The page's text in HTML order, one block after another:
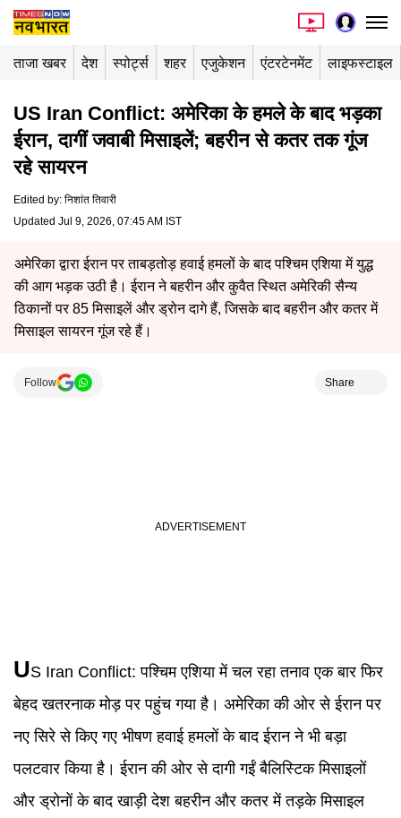
ताजा खबर देश स्पोर्ट्स शहर एजुकेशन एंटरटेनमेंट लाइफस्टाइल
US Iran Conflict: अमेरिका के हमले के बाद भड़का
ईरान, दागीं जवाबी मिसाइलें; बहरीन से कतर तक गूंज
रहे सायरन
Edited by: निशांत तिवारी
Updated Jul 9, 2026, 07:45 AM IST
अमेरिका द्वारा ईरान पर ताबड़तोड़ हवाई हमलों के बाद पश्चिम एशिया में युद्ध
की आग भड़क उठी है। ईरान ने बहरीन और कुवैत स्थित अमेरिकी सैन्य
ठिकानों पर 85 मिसाइलें और ड्रोन दागे हैं, जिसके बाद बहरीन और कतर में
मिसाइल सायरन गूंज रहे हैं।
Follow Share
US Iran Conflict: पश्चिम एशिया में चल रहा तनाव एक बार फिर
बेहद खतरनाक मोड़ पर पहुंच गया है। अमेरिका की ओर से ईरान पर
नए सिरे से किए गए भीषण हवाई हमलों के बाद ईरान ने भी बड़ा
पलटवार किया है। ईरान की ओर से दागी गईं बैलिस्टिक मिसाइलों
और ड्रोनों के बाद खाड़ी देश बहरीन और कतर में तड़के मिसाइल